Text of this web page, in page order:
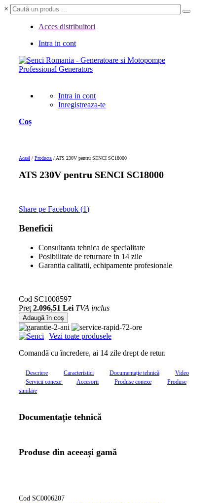
×
Acces distribuitori
Intra in cont
Professional Generators
Intra in cont
Inregistreaza-te
Coș
Acasă / Products / ATS 230V pentru SENCI SC18000
ATS 230V pentru SENCI SC18000
Share pe Facebook (1)
Beneficii
Consultanta tehnica de specialitate
Posibilitate de returnare in 14 zile
Garantia calitatii, echipamente profesionale
Cod SC1008597
Preț 2.096,51 Lei TVA inclus
Adaugă în coș
Vezi toate produsele
Comandă cu încredere, ai 14 zile drept de retur.
Descriere Caracteristici Documentație tehnică
Video
Servicii conexe
Accesorii Produse conexe
Produse
similare
Documentație tehnică
Produse din aceeași gamă
Cod SC0006207